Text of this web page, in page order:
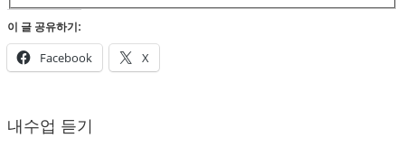
이 글 공유하기:
Facebook X
02-
내수업 듣기